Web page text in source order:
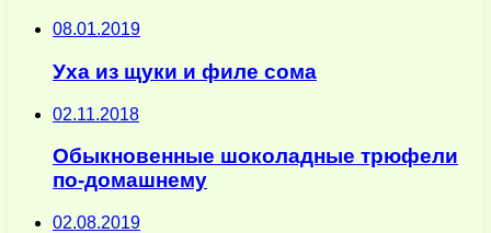
08.01.2019
Уха из щуки и филе сома
02.11.2018
Обыкновенные шоколадные трюфели
по-домашнему
02.08.2019